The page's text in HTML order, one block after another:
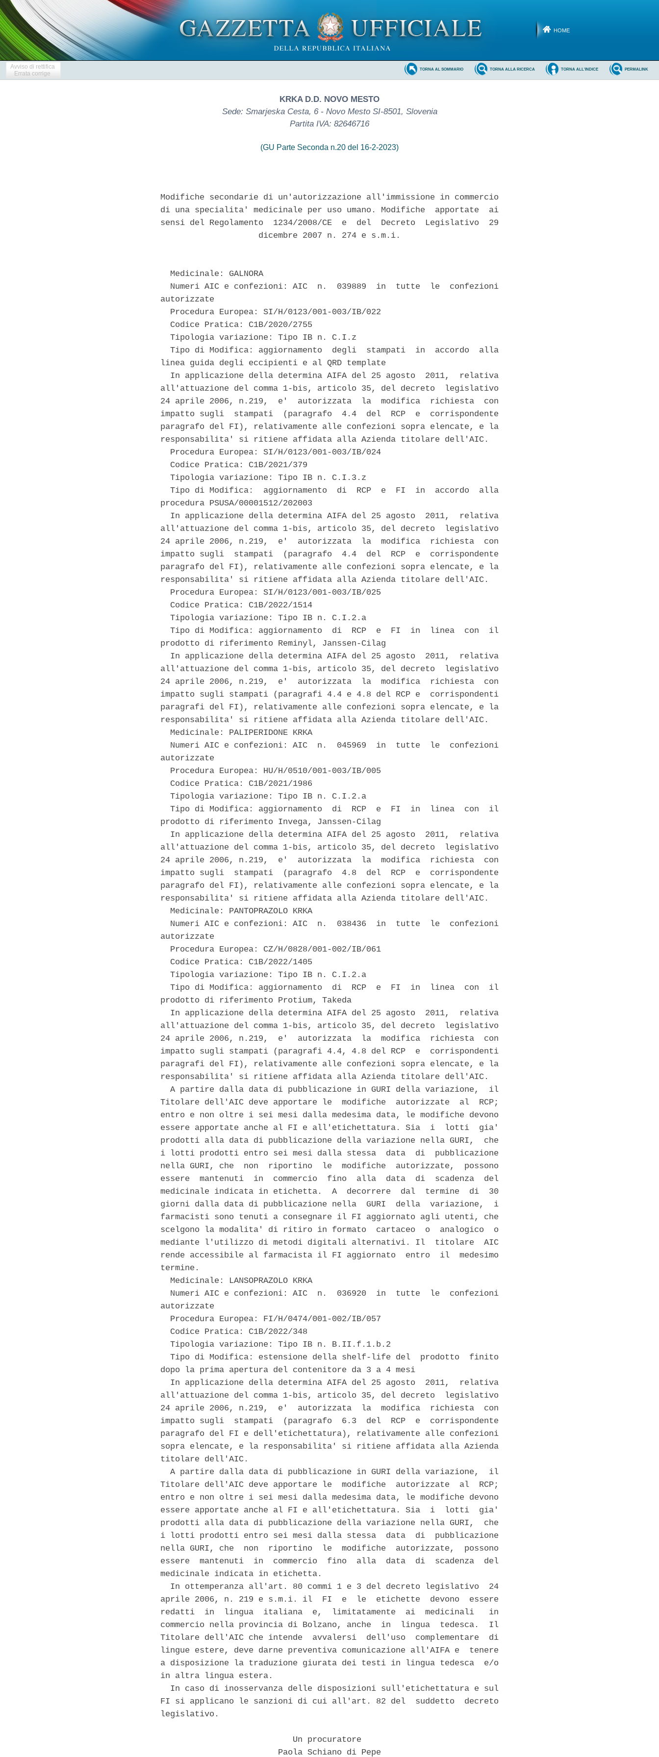
HOME
Avviso di rettifica
Errata corrige
PERMALINK
TORNA ALL'INDICE
TORNA ALLA RICERCA
TORNA AL SOMMARIO
KRKA D.D. NOVO MESTO
Sede: Smarjeska Cesta, 6 - Novo Mesto SI-8501, Slovenia
Partita IVA: 82646716
(GU Parte Seconda n.20 del 16-2-2023)
Modifiche secondarie di un'autorizzazione all'immissione in commercio
di una specialita' medicinale per uso umano. Modifiche  apportate  ai
sensi del Regolamento  1234/2008/CE  e  del  Decreto  Legislativo  29
                    dicembre 2007 n. 274 e s.m.i.
  Medicinale: GALNORA
  Numeri AIC e confezioni: AIC  n.  039889  in  tutte  le  confezioni
autorizzate
  Procedura Europea: SI/H/0123/001-003/IB/022
  Codice Pratica: C1B/2020/2755
  Tipologia variazione: Tipo IB n. C.I.z
  Tipo di Modifica: aggiornamento  degli  stampati  in  accordo  alla
linea guida degli eccipienti e al QRD template
  In applicazione della determina AIFA del 25 agosto  2011,  relativa
all'attuazione del comma 1-bis, articolo 35, del decreto  legislativo
24 aprile 2006, n.219,  e'  autorizzata  la  modifica  richiesta  con
impatto sugli  stampati  (paragrafo  4.4  del  RCP  e  corrispondente
paragrafo del FI), relativamente alle confezioni sopra elencate, e la
responsabilita' si ritiene affidata alla Azienda titolare dell'AIC.
  Procedura Europea: SI/H/0123/001-003/IB/024
  Codice Pratica: C1B/2021/379
  Tipologia variazione: Tipo IB n. C.I.3.z
  Tipo di Modifica:  aggiornamento  di  RCP  e  FI  in  accordo  alla
procedura PSUSA/00001512/202003
  In applicazione della determina AIFA del 25 agosto  2011,  relativa
all'attuazione del comma 1-bis, articolo 35, del decreto  legislativo
24 aprile 2006, n.219,  e'  autorizzata  la  modifica  richiesta  con
impatto sugli  stampati  (paragrafo  4.4  del  RCP  e  corrispondente
paragrafo del FI), relativamente alle confezioni sopra elencate, e la
responsabilita' si ritiene affidata alla Azienda titolare dell'AIC.
  Procedura Europea: SI/H/0123/001-003/IB/025
  Codice Pratica: C1B/2022/1514
  Tipologia variazione: Tipo IB n. C.I.2.a
  Tipo di Modifica: aggiornamento  di  RCP  e  FI  in  linea  con  il
prodotto di riferimento Reminyl, Janssen-Cilag
  In applicazione della determina AIFA del 25 agosto  2011,  relativa
all'attuazione del comma 1-bis, articolo 35, del decreto  legislativo
24 aprile 2006, n.219,  e'  autorizzata  la  modifica  richiesta  con
impatto sugli stampati (paragrafi 4.4 e 4.8 del RCP e  corrispondenti
paragrafi del FI), relativamente alle confezioni sopra elencate, e la
responsabilita' si ritiene affidata alla Azienda titolare dell'AIC.
  Medicinale: PALIPERIDONE KRKA
  Numeri AIC e confezioni: AIC  n.  045969  in  tutte  le  confezioni
autorizzate
  Procedura Europea: HU/H/0510/001-003/IB/005
  Codice Pratica: C1B/2021/1986
  Tipologia variazione: Tipo IB n. C.I.2.a
  Tipo di Modifica: aggiornamento  di  RCP  e  FI  in  linea  con  il
prodotto di riferimento Invega, Janssen-Cilag
  In applicazione della determina AIFA del 25 agosto  2011,  relativa
all'attuazione del comma 1-bis, articolo 35, del decreto  legislativo
24 aprile 2006, n.219,  e'  autorizzata  la  modifica  richiesta  con
impatto sugli  stampati  (paragrafo  4.8  del  RCP  e  corrispondente
paragrafo del FI), relativamente alle confezioni sopra elencate, e la
responsabilita' si ritiene affidata alla Azienda titolare dell'AIC.
  Medicinale: PANTOPRAZOLO KRKA
  Numeri AIC e confezioni: AIC  n.  038436  in  tutte  le  confezioni
autorizzate
  Procedura Europea: CZ/H/0828/001-002/IB/061
  Codice Pratica: C1B/2022/1405
  Tipologia variazione: Tipo IB n. C.I.2.a
  Tipo di Modifica: aggiornamento  di  RCP  e  FI  in  linea  con  il
prodotto di riferimento Protium, Takeda
  In applicazione della determina AIFA del 25 agosto  2011,  relativa
all'attuazione del comma 1-bis, articolo 35, del decreto  legislativo
24 aprile 2006, n.219,  e'  autorizzata  la  modifica  richiesta  con
impatto sugli stampati (paragrafi 4.4, 4.8 del RCP  e  corrispondenti
paragrafi del FI), relativamente alle confezioni sopra elencate, e la
responsabilita' si ritiene affidata alla Azienda titolare dell'AIC.
  A partire dalla data di pubblicazione in GURI della variazione,  il
Titolare dell'AIC deve apportare le  modifiche  autorizzate  al  RCP;
entro e non oltre i sei mesi dalla medesima data, le modifiche devono
essere apportate anche al FI e all'etichettatura. Sia  i  lotti  gia'
prodotti alla data di pubblicazione della variazione nella GURI,  che
i lotti prodotti entro sei mesi dalla stessa  data  di  pubblicazione
nella GURI, che  non  riportino  le  modifiche  autorizzate,  possono
essere  mantenuti  in  commercio  fino  alla  data  di  scadenza  del
medicinale indicata in etichetta.  A  decorrere  dal  termine  di  30
giorni dalla data di pubblicazione nella  GURI  della  variazione,  i
farmacisti sono tenuti a consegnare il FI aggiornato agli utenti, che
scelgono la modalita' di ritiro in formato  cartaceo  o  analogico  o
mediante l'utilizzo di metodi digitali alternativi. Il  titolare  AIC
rende accessibile al farmacista il FI aggiornato  entro  il  medesimo
termine.
  Medicinale: LANSOPRAZOLO KRKA
  Numeri AIC e confezioni: AIC  n.  036920  in  tutte  le  confezioni
autorizzate
  Procedura Europea: FI/H/0474/001-002/IB/057
  Codice Pratica: C1B/2022/348
  Tipologia variazione: Tipo IB n. B.II.f.1.b.2
  Tipo di Modifica: estensione della shelf-life del  prodotto  finito
dopo la prima apertura del contenitore da 3 a 4 mesi
  In applicazione della determina AIFA del 25 agosto  2011,  relativa
all'attuazione del comma 1-bis, articolo 35, del decreto  legislativo
24 aprile 2006, n.219,  e'  autorizzata  la  modifica  richiesta  con
impatto sugli  stampati  (paragrafo  6.3  del  RCP  e  corrispondente
paragrafo del FI e dell'etichettatura), relativamente alle confezioni
sopra elencate, e la responsabilita' si ritiene affidata alla Azienda
titolare dell'AIC.
  A partire dalla data di pubblicazione in GURI della variazione,  il
Titolare dell'AIC deve apportare le  modifiche  autorizzate  al  RCP;
entro e non oltre i sei mesi dalla medesima data, le modifiche devono
essere apportate anche al FI e all'etichettatura. Sia  i  lotti  gia'
prodotti alla data di pubblicazione della variazione nella GURI,  che
i lotti prodotti entro sei mesi dalla stessa  data  di  pubblicazione
nella GURI, che  non  riportino  le  modifiche  autorizzate,  possono
essere  mantenuti  in  commercio  fino  alla  data  di  scadenza  del
medicinale indicata in etichetta.
  In ottemperanza all'art. 80 commi 1 e 3 del decreto legislativo  24
aprile 2006, n. 219 e s.m.i. il  FI  e  le  etichette  devono  essere
redatti  in  lingua  italiana  e,  limitatamente  ai  medicinali   in
commercio nella provincia di Bolzano, anche  in  lingua  tedesca.  Il
Titolare dell'AIC che intende  avvalersi  dell'uso  complementare  di
lingue estere, deve darne preventiva comunicazione all'AIFA e  tenere
a disposizione la traduzione giurata dei testi in lingua tedesca  e/o
in altra lingua estera.
  In caso di inosservanza delle disposizioni sull'etichettatura e sul
FI si applicano le sanzioni di cui all'art. 82 del  suddetto  decreto
legislativo.
                           Un procuratore
                        Paola Schiano di Pepe